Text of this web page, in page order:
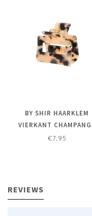
BY SHIR HAARKLEM
VIERKANT
€7,95
REVIEWS